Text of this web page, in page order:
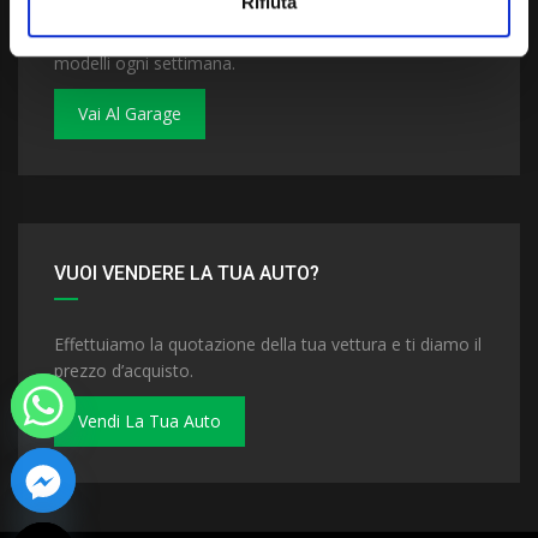
Dai un'occhiata al nostro garage. Troverai nuovi
modelli ogni settimana.
Vai Al Garage
VUOI VENDERE LA TUA AUTO?
Effettuiamo la quotazione della tua vettura e ti diamo il
prezzo d’acquisto.
Vendi La Tua Auto